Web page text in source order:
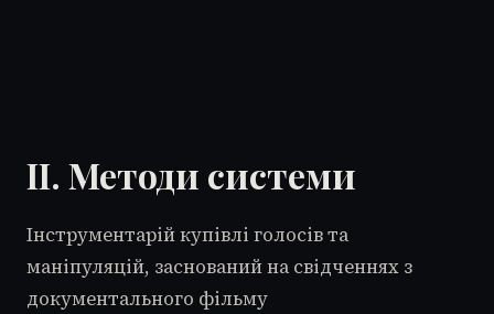
II. Методи системи
Інструментарій купівлі голосів та
маніпуляцій, заснований на свідченнях з
документального фільму